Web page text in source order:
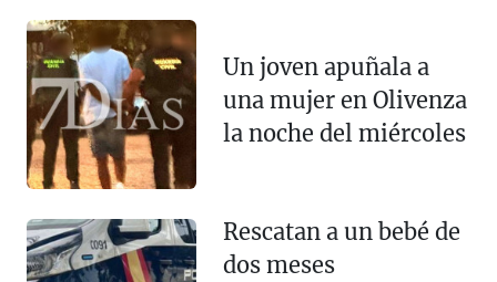
Un joven apuñala a
una mujer en Olivenza
la noche del miércoles
Rescatan a un bebé de
dos meses